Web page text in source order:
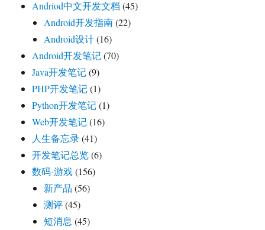
Andriod中文开发文档 (45)
Android开发指南(22)
Android设计(16)
Android开发笔记(70)
Java开发笔记(9)
PHP开发笔记(1)
Python开发笔记(1)
Web开发笔记(16)
人生备忘录(41)
开发笔记总览(6)
数码-游戏(156)
新产品 (56)
测评(45)
短消息 (45)